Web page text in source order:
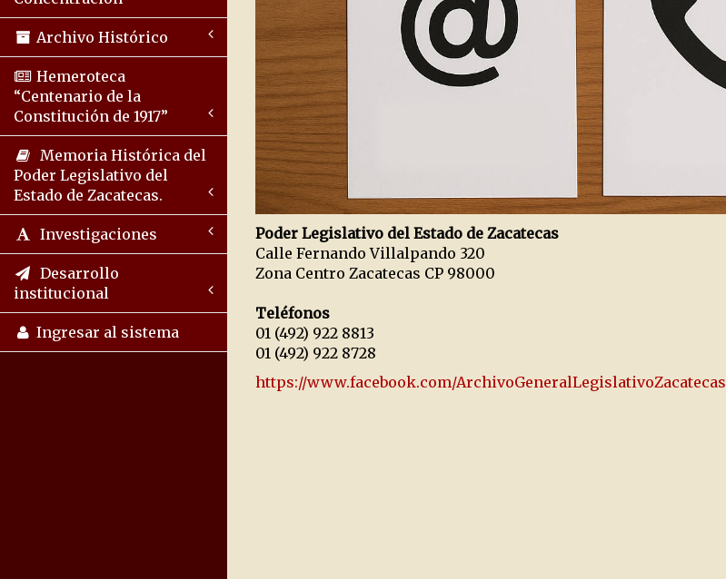
Archivo Histórico
Hemeroteca
“Centenario de la
Constitución de 1917”
Memoria Histórica del
Poder Legislativo del
Estado de Zacatecas.
Investigaciones
Desarrollo
institucional
Ingresar al sistema
Poder Legislativo del Estado de Zacatecas
Calle Fernando Villalpando 320
Zona Centro Zacatecas CP 98000
Teléfonos
01 (492) 922 8813
01 (492) 922 8728
https://www.facebook.com/ArchivoGeneralLegislativoZacatecas